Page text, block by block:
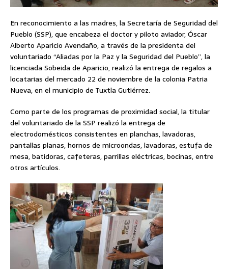
En reconocimiento a las madres, la Secretaría de Seguridad del
Pueblo (SSP), que encabeza el doctor y piloto aviador, Óscar
Alberto Aparicio Avendaño, a través de la presidenta del
voluntariado “Aliadas por la Paz y la Seguridad del Pueblo”, la
licenciada Sobeida de Aparicio, realizó la entrega de regalos a
locatarias del mercado 22 de noviembre de la colonia Patria
Nueva, en el municipio de Tuxtla Gutiérrez.
Como parte de los programas de proximidad social, la titular
del voluntariado de la SSP realizó la entrega de
electrodomésticos consistentes en planchas, lavadoras,
pantallas planas, hornos de microondas, lavadoras, estufa de
mesa, batidoras, cafeteras, parrillas eléctricas, bocinas, entre
otros artículos.